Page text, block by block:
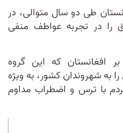
طی دو سال متوالی، در
عراق را در تجربه عواطف منفی
افغانستان که این گروه
به شهروندان کشور، به ویژه
با‌ ترس و اضطراب مداوم